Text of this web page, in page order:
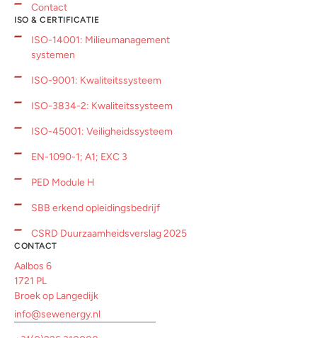
Contact
ISO & CERTIFICATIE
ISO-14001: Milieumanagement
systemen
ISO-9001: Kwaliteitssysteem
ISO-3834-2: Kwaliteitssysteem
ISO-45001: Veiligheidssysteem
EN-1090-1; A1; EXC 3
PED Module H
SBB erkend opleidingsbedrijf
CSRD Duurzaamheidsverslag 2025
CONTACT
Aalbos 6
1721 PL
Broek op Langedijk
info@sewenergy.nl